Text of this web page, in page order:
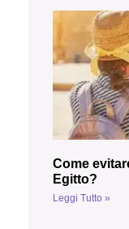
Come
Egitto?
Leggi Tutto »